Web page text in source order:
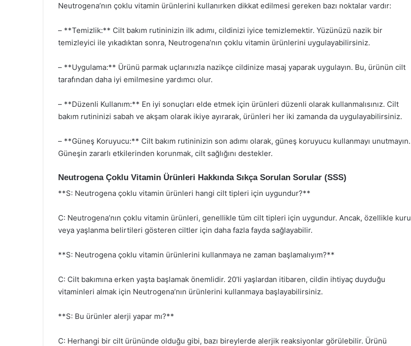
Neutrogena’nın çoklu vitamin ürünlerini kullanırken dikkat edilmesi gereken bazı noktalar vardır:
– **Temizlik:** Cilt bakım rutininizin ilk adımı, cildinizi iyice temizlemektir. Yüzünüzü nazik bir
temizleyici ile yıkadıktan sonra, Neutrogena’nın çoklu vitamin ürünlerini uygulayabilirsiniz.
– **Uygulama:** Ürünü parmak uçlarınızla nazikçe cildinize masaj yaparak uygulayın. Bu, ürünün cilt
tarafından daha iyi emilmesine yardımcı olur.
– **Düzenli Kullanım:** En iyi sonuçları elde etmek için ürünleri düzenli olarak kullanmalısınız. Cilt
bakım rutininizi sabah ve akşam olarak ikiye ayırarak, ürünleri her iki zamanda da uygulayabilirsiniz.
– **Güneş Koruyucu:** Cilt bakım rutininizin son adımı olarak, güneş koruyucu kullanmayı unutmayın.
Güneşin zararlı etkilerinden korunmak, cilt sağlığını destekler.
Neutrogena Çoklu Vitamin Ürünleri Hakkında Sıkça Sorulan Sorular (SSS)
**S: Neutrogena çoklu vitamin ürünleri hangi cilt tipleri için uygundur?**
C: Neutrogena’nın çoklu vitamin ürünleri, genellikle tüm cilt tipleri için uygundur. Ancak, özellikle kuru
veya yaşlanma belirtileri gösteren ciltler için daha fazla fayda sağlayabilir.
**S: Neutrogena çoklu vitamin ürünlerini kullanmaya ne zaman başlamalıyım?**
C: Cilt bakımına erken yaşta başlamak önemlidir. 20’li yaşlardan itibaren, cildin ihtiyaç duyduğu
vitaminleri almak için Neutrogena’nın ürünlerini kullanmaya başlayabilirsiniz.
**S: Bu ürünler alerji yapar mı?**
C: Herhangi bir cilt ürününde olduğu gibi, bazı bireylerde alerjik reaksiyonlar görülebilir. Ürünü